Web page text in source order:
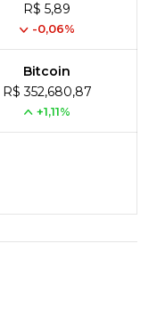
R$ 5,89
-0,06%
Bitcoin
R$ 352,680,87
+1,11%